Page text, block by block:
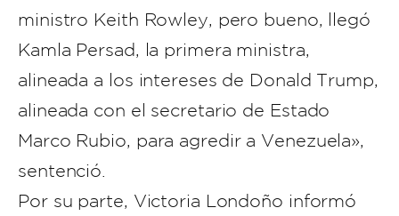
ministro Keith Rowley, pero bueno, llegó
Kamla Persad, la primera ministra,
alineada a los intereses de Donald Trump,
alineada con el secretario de Estado
Marco Rubio, para agredir a Venezuela»,
sentenció.
Por su parte, Victoria Londoño informó